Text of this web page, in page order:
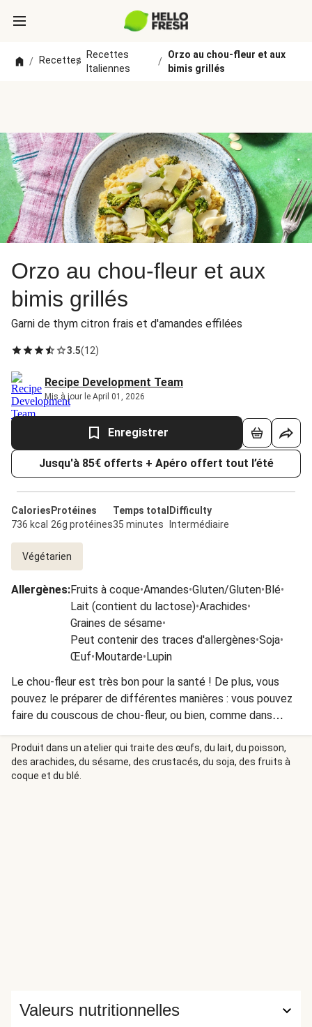
/ Recettes
/
Recettes
Italiennes
/
Orzo au chou-fleur et aux
bimis grillés
Orzo au chou-fleur et aux
bimis grillés
Garni de thym citron frais et d'amandes effilées
3.5(12)
Recipe Development Team
Mis à jour le April 01, 2026
Enregistrer
Jusqu'à 85€ offerts + Apéro offert tout l’été
Calories
736 kcal
Protéines
26g protéines
Temps total
35 minutes
Difficulty
Intermédiaire
Végétarien
Allergènes:Fruits à coque•Amandes•Gluten/Gluten•Blé•
Lait (contient du lactose)•Arachides•
Graines de sésame•
Peut contenir des traces d'allergènes•Soja•
Œuf•Moutarde•Lupin
Le chou-fleur est très bon pour la santé ! De plus, vous
pouvez le préparer de différentes manières : vous pouvez
faire du couscous de chou-fleur, ou bien, comme dans
cette recette-ci, le faire brunir à la sauteuse. Les
fleurettes deviennent délicieusement croustillantes à
l'extérieur et fondantes à l'intérieur. Vous obtiendrez un
goût de noisette, ce qui s'associe très bien avec les
Produit dans un atelier qui traite des œufs, du lait, du poisson,
des arachides, du sésame, des crustacés, du soja, des fruits à
coque et du blé.
Valeurs nutritionnelles